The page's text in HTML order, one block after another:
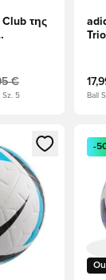
της
€
Sz. 5 Ball
για να
-